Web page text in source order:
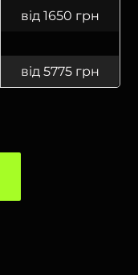
від 1650 грн
від 5775 грн